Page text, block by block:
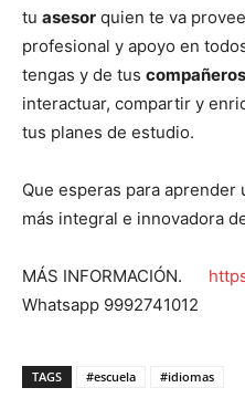
tu asesor quien te va
profesional y apoyo en
tengas y de tus compañeros
interactuar, compartir y
tus planes de estudio.
Que esperas para aprender
más integral e innovadora
MÁS INFORMACIÓN.
Whatsapp 9992741012
TAGS #escuela #idiomas